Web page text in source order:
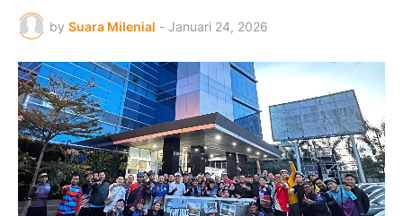
by Suara Milenial - Januari 24, 2026